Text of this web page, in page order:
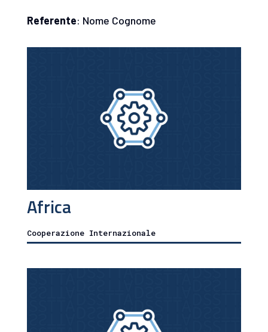
Referente: Nome Cognome
Africa
Cooperazione Internazionale